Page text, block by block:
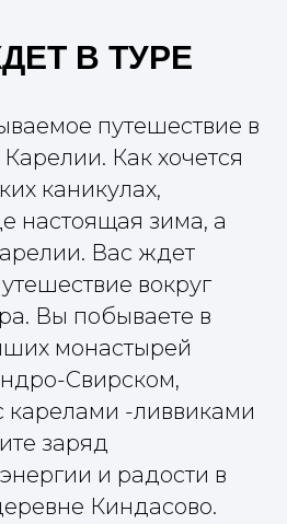
В ТУРЕ
путешествие в
Как хочется
каникулах,
настоящая зима, а
Вас ждет
вокруг
Вы побываете в
монастырей
Свирском,
карелами -ливвиками
заряд
и радости в
Киндасово.